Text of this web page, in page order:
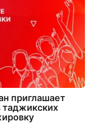
приглашает
таджикских